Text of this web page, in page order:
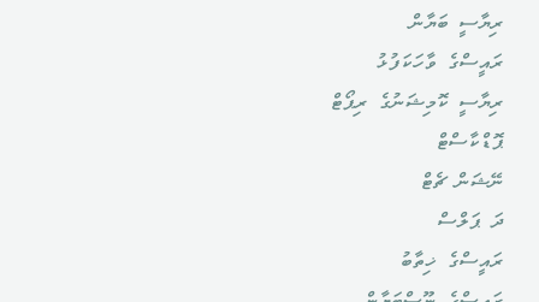
ރިޔާސީ ބަޔާން
ރައީސްގެ ވާހަކަފުޅު
ރިޔާސީ ކޮމިޝަނުގެ ރިޕޯޓް
ޕޮޑްކާސްޓް
ނޭޝަން ޗެޓް
ދަ ޕަލްސް
ރައީސްގެ ޚިތާބު